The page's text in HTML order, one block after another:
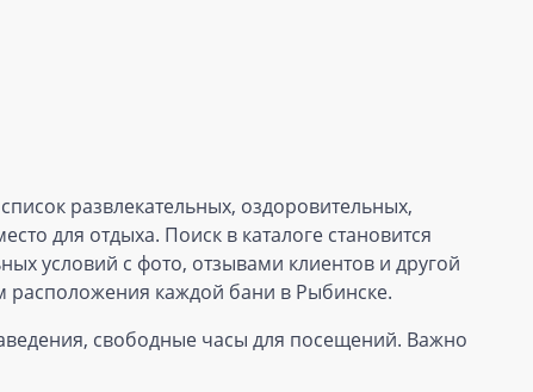
развлекательных, оздоровительных,
для отдыха. Поиск в каталоге становится
условий с фото, отзывами клиентов и другой
расположения каждой бани в Рыбинске.
свободные часы для посещений. Важно